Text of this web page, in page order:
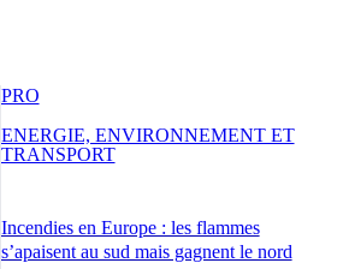
Incendies en Europe : les flammes
s’apaisent au sud mais gagnent le nord
PRO
ENERGIE, ENVIRONNEMENT ET
TRANSPORT